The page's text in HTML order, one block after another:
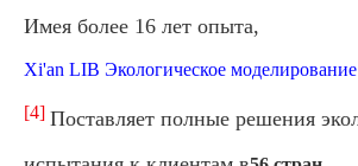
Имея более 16 лет опыта,
Xi'an LIB Экологическое
[4] Поставляет полные решения